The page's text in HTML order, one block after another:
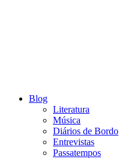
Blog
Literatura
Música
Diários de Bordo
Entrevistas
Passatempos